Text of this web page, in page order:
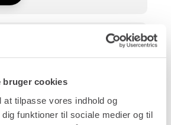
bruger cookies
at tilpasse vores indhold og
funktioner til sociale medier og til